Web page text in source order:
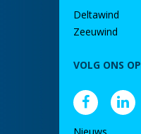
Deltawind
Zeeuwind
VOLG ONS OP